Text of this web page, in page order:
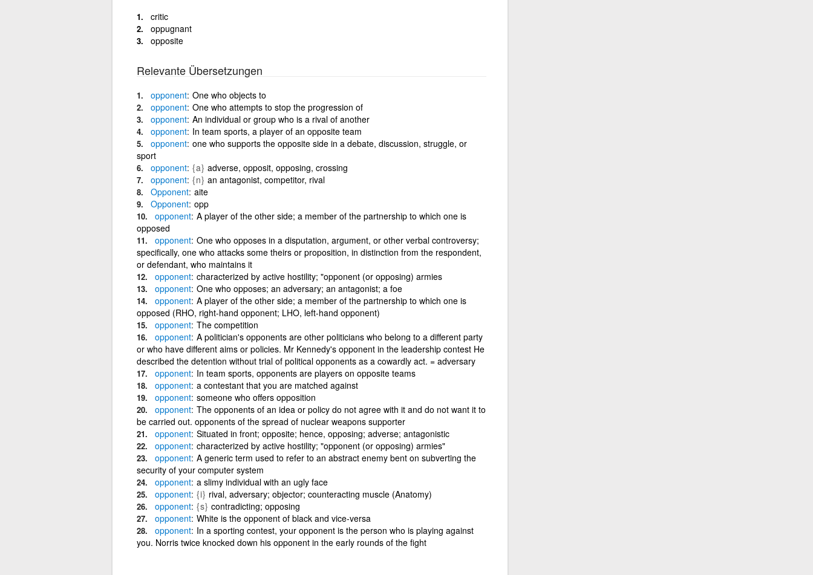
critic
oppugnant
opposite
Relevante Übersetzungen
opponent One who objects to
opponent One who attempts to stop the progression of
opponent An individual or group who is a rival of another
opponent In team sports, a player of an opposite team
opponent one who supports the opposite side in a debate, discussion, struggle, or
sport
opponent {a} adverse, opposit, opposing, crossing
opponent {n} an antagonist, competitor, rival
Opponent aite
Opponent opp
opponent A player of the other side; a member of the partnership to which one is
opposed
opponent One who opposes in a disputation, argument, or other verbal controversy;
specifically, one who attacks some theirs or proposition, in distinction from the respondent,
or defendant, who maintains it
opponent characterized by active hostility; "opponent (or opposing) armies
opponent One who opposes; an adversary; an antagonist; a foe
opponent A player of the other side; a member of the partnership to which one is
opposed (RHO, right-hand opponent; LHO, left-hand opponent)
opponent The competition
opponent A politician's opponents are other politicians who belong to a different party
or who have different aims or policies. Mr Kennedy's opponent in the leadership contest He
described the detention without trial of political opponents as a cowardly act. = adversary
opponent In team sports, opponents are players on opposite teams
opponent a contestant that you are matched against
opponent someone who offers opposition
opponent The opponents of an idea or policy do not agree with it and do not want it to
be carried out. opponents of the spread of nuclear weapons supporter
opponent Situated in front; opposite; hence, opposing; adverse; antagonistic
opponent characterized by active hostility; "opponent (or opposing) armies"
opponent A generic term used to refer to an abstract enemy bent on subverting the
security of your computer system
opponent a slimy individual with an ugly face
opponent {i} rival, adversary; objector; counteracting muscle (Anatomy)
opponent {s} contradicting; opposing
opponent White is the opponent of black and vice-versa
opponent In a sporting contest, your opponent is the person who is playing against
you. Norris twice knocked down his opponent in the early rounds of the fight